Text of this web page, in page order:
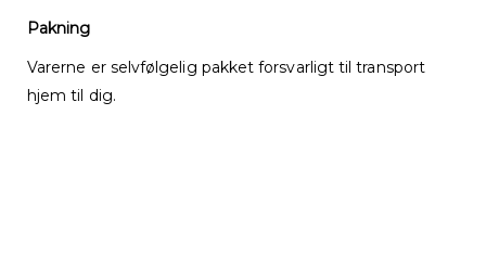
Pakning
Varerne er selvfølgelig pakket forsvarligt til transport
hjem til dig.